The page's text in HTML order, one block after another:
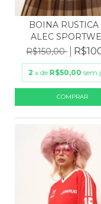
BOINA RUSTICA
ALEC
R$150,00
2 x de R$50,00 sem